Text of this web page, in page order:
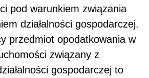
pod warunkiem związania
działalności gospodarczej.
przedmiot opodatkowania w
związany z
gospodarczej to